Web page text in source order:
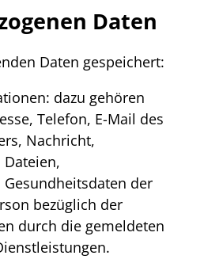
Daten
Daten gespeichert:
dazu gehören
Telefon, E-Mail des
Nachricht,
Dateien,
Gesundheitsdaten der
bezüglich der
durch die gemeldeten